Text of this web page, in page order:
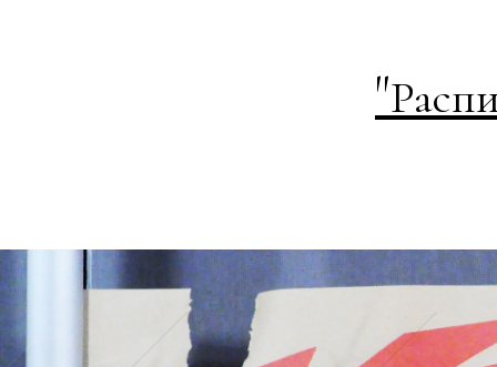
"